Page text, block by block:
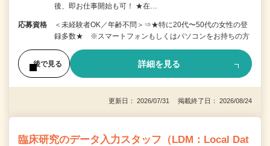
後、即お仕事開始も可！ ★在…
応募資格
＜未経験者OK／年齢不問＞⇒★特に20代〜50代の女性の登
録多数★ ※スマートフォンもしくはパソコンをお持ちの方
後で見る 詳細を見る
更新日： 2026/07/31 掲載終了日： 2026/08/24
臨床研究のデータ入力スタッフ（LDM：Local Dat